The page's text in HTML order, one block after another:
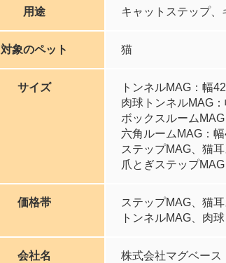
用途 キャットステップ、
対象のペット 猫
サイズ
トンネルMAG：幅
肉球トンネルMAG
ボックスルーム
六角ルームMAG：
ステップMAG、猫
爪とぎステップ
価格帯
ステップMAG、猫
トンネルMAG、肉
会社名 株式会社マグベース